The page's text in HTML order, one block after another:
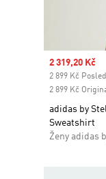
Sale price
2 319,20 Kč
2 899 Kč
2 899 Kč
adidas by
Sweatshirt
Ženy adidas